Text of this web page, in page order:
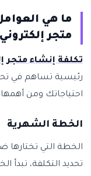
ما هي
متجر
تكلفة إنشاء متجر
رئيسية تساهم في
احتياجاتك ومن أهمها:
الخطة الشهرية
الخطة التي
تحديد التكلفة،